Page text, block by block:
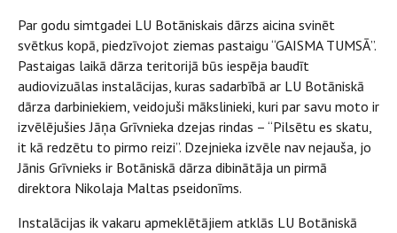
Par godu simtgadei LU Botāniskais dārzs aicina svinēt
svētkus kopā, piedzīvojot ziemas pastaigu “GAISMA TUMSĀ”.
Pastaigas laikā dārza teritorijā būs iespēja baudīt
audiovizuālas instalācijas, kuras sadarbībā ar LU Botāniskā
dārza darbiniekiem, veidojuši mākslinieki, kuri par savu moto ir
izvēlējušies Jāņa Grīvnieka dzejas rindas – “Pilsētu es skatu,
it kā redzētu to pirmo reizi”. Dzejnieka izvēle nav nejauša, jo
Jānis Grīvnieks ir Botāniskā dārza dibinātāja un pirmā
direktora Nikolaja Maltas pseidonīms.
Instalācijas ik vakaru apmeklētājiem atklās LU Botāniskā